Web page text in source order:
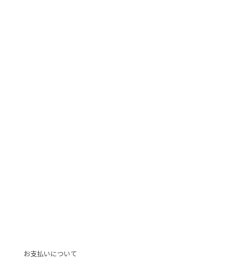
お支払いについて